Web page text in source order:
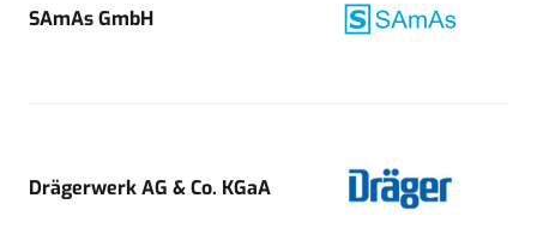
SAmAs GmbH
Drägerwerk AG & Co. KGaA